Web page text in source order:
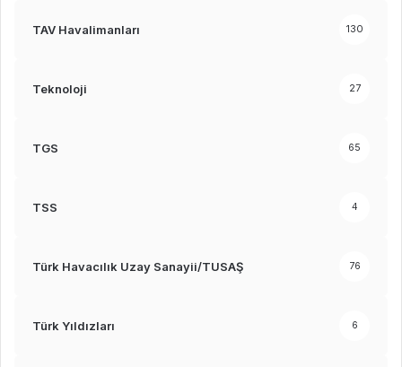
TAV Havalimanları 130
Teknoloji 27
TGS 65
TSS 4
Türk Havacılık Uzay Sanayii/TUSAŞ 76
Türk Yıldızları 6